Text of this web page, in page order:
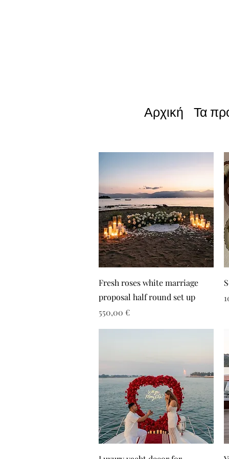
Αρχική Τα
Fresh roses white marriage
proposal half round set up
Τιμή
550,00 €